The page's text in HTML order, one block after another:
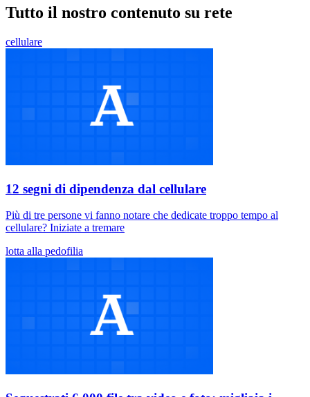
Tutto il nostro contenuto su rete
cellulare
12 segni di dipendenza dal cellulare
Più di tre persone vi fanno notare che dedicate troppo tempo al
cellulare? Iniziate a tremare
lotta alla pedofilia